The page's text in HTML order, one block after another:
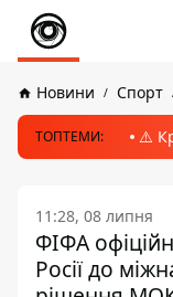
Новини Спорт
ТОПТЕМИ: ⚠️
11:28, 08 липня
ФІФА
Росії до